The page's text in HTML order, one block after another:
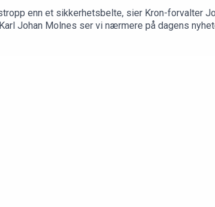
enn et sikkerhetsbelte, sier Kron-forvalter
Johan Molnes ser vi nærmere på dagens